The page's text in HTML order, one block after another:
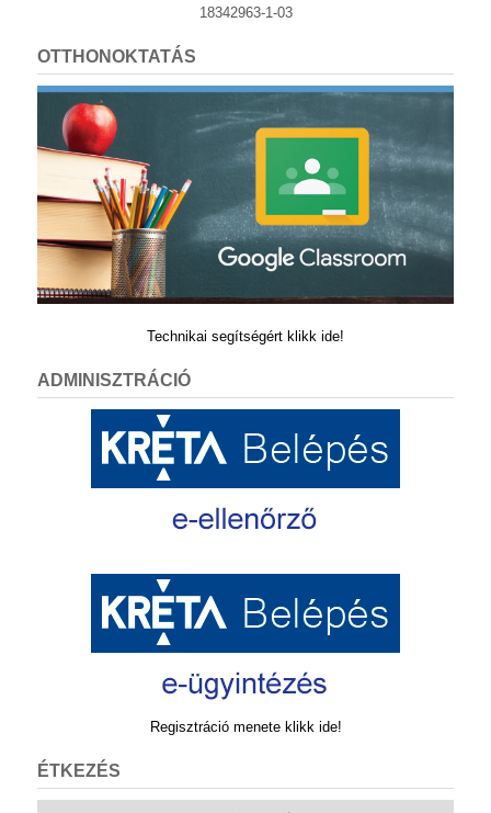
18342963-1-03
OTTHONOKTATÁS
Technikai segítségért klikk ide!
ADMINISZTRÁCIÓ
Regisztráció menete klikk ide!
ÉTKEZÉS